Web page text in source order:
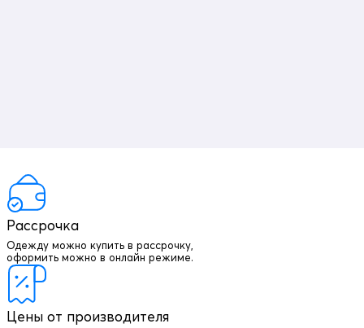
Рассрочка
Одежду можно купить в рассрочку,
оформить можно в онлайн режиме.
Цены от производителя